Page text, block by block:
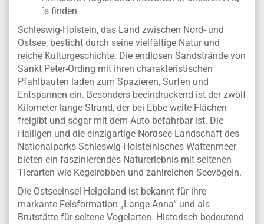
´s finden
Schleswig-Holstein, das Land zwischen Nord- und
Ostsee, besticht durch seine vielfältige Natur und
reiche Kulturgeschichte. Die endlosen Sandstrände von
Sankt Peter-Ording mit ihren charakteristischen
Pfahlbauten laden zum Spazieren, Surfen und
Entspannen ein. Besonders beeindruckend ist der zwölf
Kilometer lange Strand, der bei Ebbe weite Flächen
freigibt und sogar mit dem Auto befahrbar ist. Die
Halligen und die einzigartige Nordsee-Landschaft des
Nationalparks Schleswig-Holsteinisches Wattenmeer
bieten ein faszinierendes Naturerlebnis mit seltenen
Tierarten wie Kegelrobben und zahlreichen Seevögeln.
Die Ostseeinsel Helgoland ist bekannt für ihre
markante Felsformation „Lange Anna“ und als
Brutstätte für seltene Vogelarten. Historisch bedeutend